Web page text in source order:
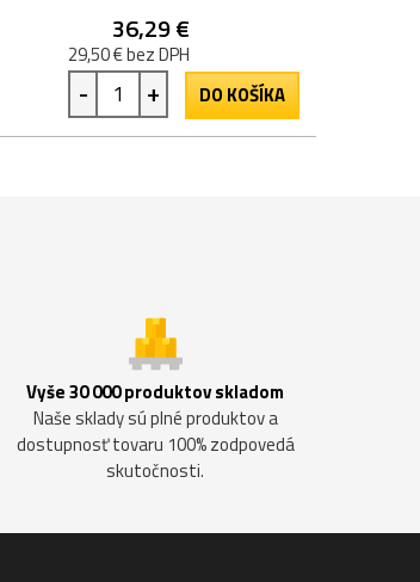
36,29 €
29,50 € bez DPH
- + DO KOŠÍKA
Vyše 30 000 produktov skladom
Naše sklady sú plné produktov a
dostupnosť tovaru 100% zodpovedá
skutočnosti.